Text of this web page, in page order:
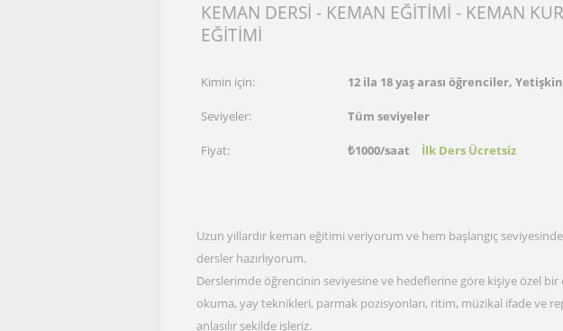
KEMAN DERSİ - KEMAN EĞİTİMİ - KEMAN
EĞİTİMİ
Kimin için: 12 ila 18 yaş arası öğrenciler,
Seviyeler: Tüm seviyeler
Fiyat: ₺1000/saat İlk Ders Ücretsiz
Uzun yıllardır keman eğitimi veriyorum ve hem başlangıç
dersler hazırlıyorum.
Derslerimde öğrencinin seviyesine ve hedeflerine göre kişiye özel
okuma, yay teknikleri, parmak pozisyonları, ritim, müzikal ifade ve
anlaşılır şekilde işleriz.